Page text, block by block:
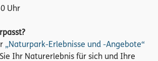
Uhr
„Naturpark-Erlebnisse und -Angebote“
Ihr Naturerlebnis für sich und Ihre